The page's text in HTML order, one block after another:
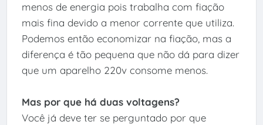
menos de energia pois trabalha com fiação
mais fina devido a menor corrente que utiliza.
Podemos então economizar na fiação, mas a
diferença é tão pequena que não dá para dizer
que um aparelho 220v consome menos.
Mas por que há duas voltagens?
Você já deve ter se perguntado por que